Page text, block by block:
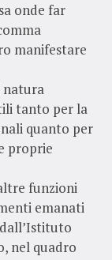
onde far
manifestare
natura
tanto per la
quanto per
proprie
funzioni
emanati
nel quadro